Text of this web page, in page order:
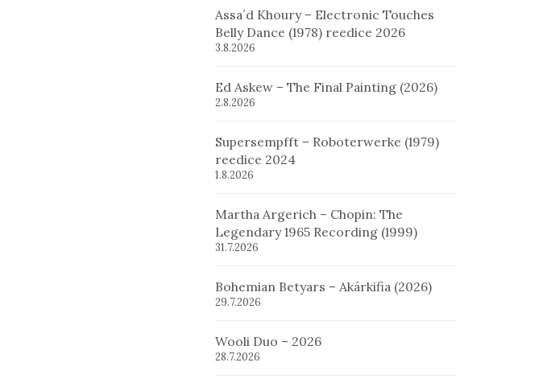
Assa´d Khoury – Electronic Touches
Belly Dance (1978) reedice 2026
3.8.2026
Ed Askew – The Final Painting (2026)
2.8.2026
Supersempfft – Roboterwerke (1979)
reedice 2024
1.8.2026
Martha Argerich – Chopin: The
Legendary 1965 Recording (1999)
31.7.2026
Bohemian Betyars – Akárkifia (2026)
29.7.2026
Wooli Duo – 2026
28.7.2026